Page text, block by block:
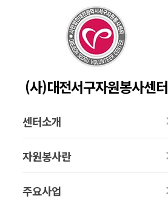
(사)대전서구자원봉사센터
센터소개
자원봉사란
주요사업